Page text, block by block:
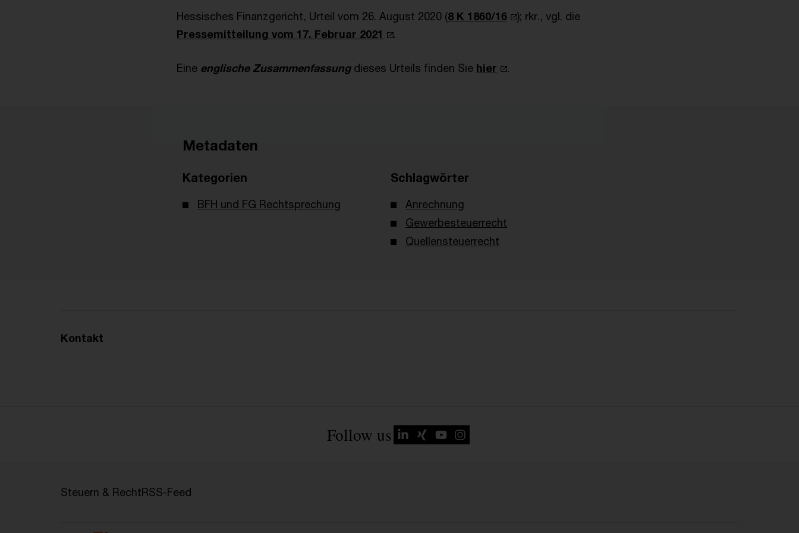
Hessisches Finanzgericht, Urteil vom 26. August 2020 (8 K 1860/16
); rkr., vgl. die
Pressemitteilung vom 17. Februar 2021
.
Eine englische Zusammenfassungdieses Urteils finden Sie hier .
Metadaten
Kategorien
BFH und FG Rechtsprechung
Schlagwörter
Anrechnung
Gewerbesteuerrecht
Quellensteuerrecht
Kontakt
Follow us
Steuern & RechtRSS-Feed